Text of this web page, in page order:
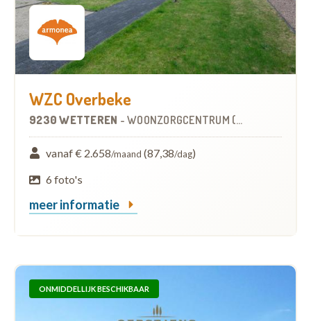
WZC Overbeke
9230 WETTEREN - WOONZORGCENTRUM (WZC)
vanaf € 2.658/maand (87,38/dag)
6 foto's
meer informatie
ONMIDDELLIJK BESCHIKBAAR